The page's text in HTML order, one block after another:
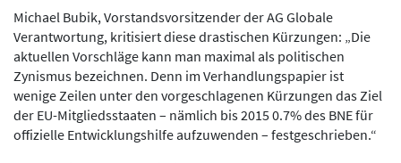
Michael Bubik, Vorstandsvorsitzender der AG Globale
Verantwortung, kritisiert diese drastischen Kürzungen: „Die
aktuellen Vorschläge kann man maximal als politischen
Zynismus bezeichnen. Denn im Verhandlungspapier ist
wenige Zeilen unter den vorgeschlagenen Kürzungen das Ziel
der EU-Mitgliedsstaaten – nämlich bis 2015 0.7% des BNE für
offizielle Entwicklungshilfe aufzuwenden – festgeschrieben.“